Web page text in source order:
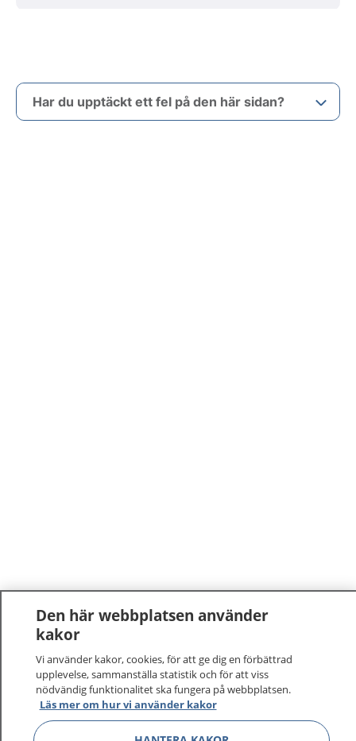
Har du upptäckt ett fel på den här sidan?
Den här webbplatsen använder
kakor
Vi använder kakor, cookies, för att ge dig en förbättrad
upplevelse, sammanställa statistik och för att viss
nödvändig funktionalitet ska fungera på webbplatsen.
Läs mer om hur vi använder kakor